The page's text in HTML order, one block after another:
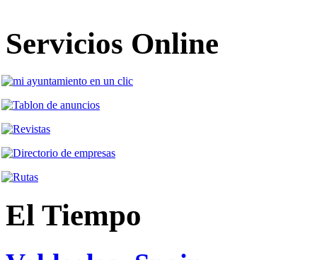
Servicios Online
El Tiempo